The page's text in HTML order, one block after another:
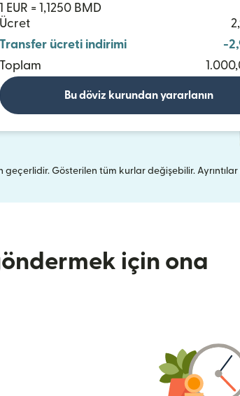
1 EUR = 1,1250 BMD
Ücret
Transfer ücreti indirimi
-
Toplam
Bu döviz kurundan yararlanın
geçerlidir. Gösterilen tüm kurlar değişebilir. Ayrıntılar
açılır)
için ona